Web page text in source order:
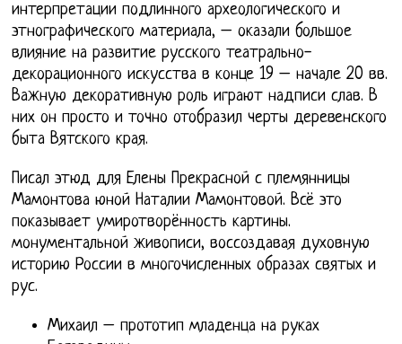
интерпретации подлинного археологического и
этнографического материала, – оказали большое
влияние на развитие русского театрально-
декорационного искусства в конце 19 – начале 20 вв.
Важную декоративную роль играют надписи слав. В
них он просто и точно отобразил черты деревенского
быта Вятского края.
Писал этюд для Елены Прекрасной с племянницы
Мамонтова юной Наталии Мамонтовой. Всё это
показывает умиротворённость картины.
монументальной живописи, воссоздавая духовную
историю России в многочисленных образах святых и
рус.
Михаил – прототип младенца на руках